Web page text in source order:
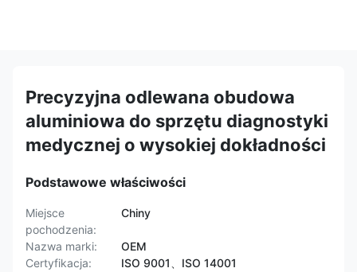
Precyzyjna odlewana obudowa
aluminiowa do sprzętu diagnostyki
medycznej o wysokiej dokładności
Podstawowe właściwości
Miejsce
pochodzenia:
Chiny
Nazwa marki:
OEM
Certyfikacja:
ISO 9001、ISO 14001